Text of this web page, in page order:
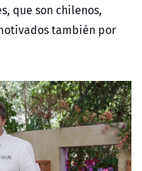
que son chilenos,
también por